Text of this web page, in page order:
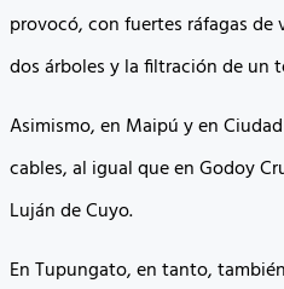
provocó, con fuertes ráfagas de
dos árboles y la filtración de un
Asimismo, en Maipú y en
cables, al igual que en Godoy
Luján de Cuyo.
En Tupungato, en tanto,